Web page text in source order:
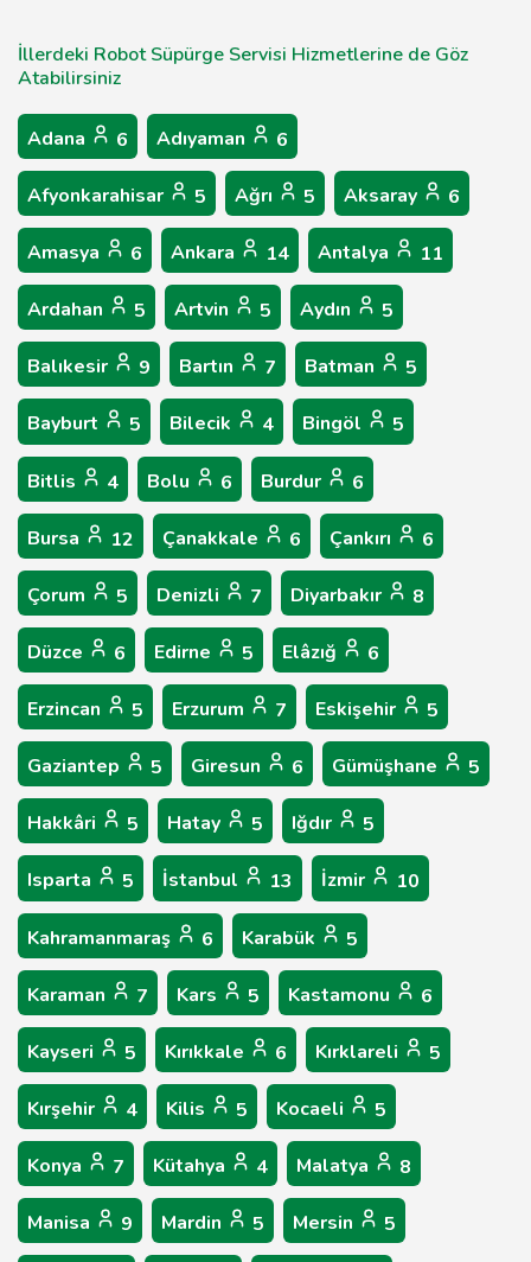
İllerdeki Robot Süpürge Servisi Hizmetlerine de Göz
Atabilirsiniz
Adana 6 Adıyaman 6
Afyonkarahisar 5 Ağrı 5 Aksaray 6
Amasya 6 Ankara 14 Antalya 11
Ardahan 5 Artvin 5 Aydın 5
Balıkesir 9 Bartın 7 Batman 5
Bayburt 5 Bilecik 4 Bingöl 5
Bitlis 4 Bolu 6 Burdur 6
Bursa 12 Çanakkale 6 Çankırı 6
Çorum 5 Denizli 7 Diyarbakır 8
Düzce 6 Edirne 5 Elâzığ 6
Erzincan 5 Erzurum 7 Eskişehir 5
Gaziantep 5 Giresun 6 Gümüşhane 5
Hakkâri 5 Hatay 5 Iğdır 5
Isparta 5 İstanbul 13 İzmir 10
Kahramanmaraş 6 Karabük 5
Karaman 7 Kars 5 Kastamonu 6
Kayseri 5 Kırıkkale 6 Kırklareli 5
Kırşehir 4 Kilis 5 Kocaeli 5
Konya 7 Kütahya 4 Malatya 8
Manisa 9 Mardin 5 Mersin 5